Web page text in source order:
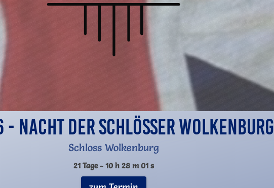
- Nacht der Schlösser Wolkenburg
Schloss Wolkenburg
21 Tage - 10 h 28 m 00 s